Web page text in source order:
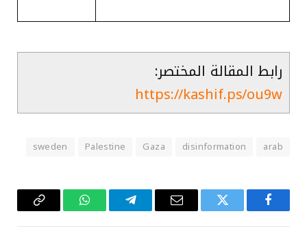
رابط المقالة المختصر:
https://kashif.ps/ou9w
arab
disinformation
Gaza
Palestine
sweden
فيسبوك تويتر
البريد
تيلقرام واتساب Copy